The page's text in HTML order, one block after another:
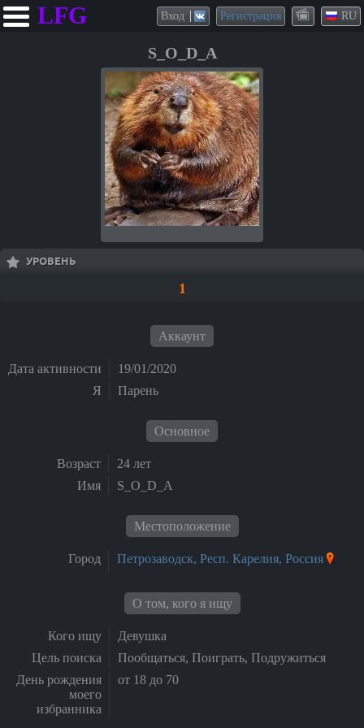
LFG Вход Регистрация RU
S_O_D_A
УРОВЕНЬ
1
Аккаунт
Дата активности
19/01/2020
Я
Парень
Основное
Возраст
24 лет
Имя
S_O_D_A
Местоположение
Город Петрозаводск, Респ. Карелия, Россия
О том, кого я ищу
Кого ищу
Девушка
Цель поиска
Пообщаться, Поиграть, Подружиться
День рождения
моего
избранника
от 18 до 70